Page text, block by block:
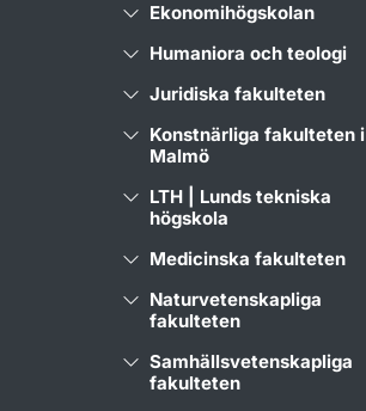
Ekonomihögskolan
Humaniora och teologi
Juridiska fakulteten
Konstnärliga fakulteten i
Malmö
LTH | Lunds tekniska
högskola
Medicinska fakulteten
Naturvetenskapliga
fakulteten
Samhällsvetenskapliga
fakulteten